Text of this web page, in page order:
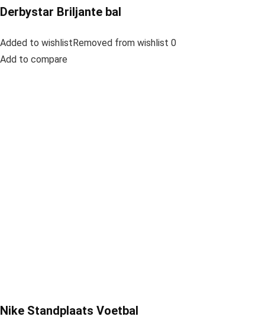
Derbystar Briljante bal
Added to wishlistRemoved from wishlist 0
Add to compare
Nike Standplaats Voetbal